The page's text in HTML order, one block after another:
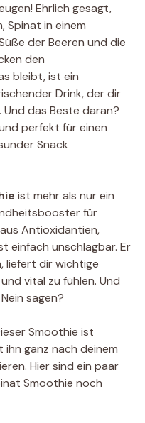
Ehrlich gesagt,
Spinat in einem
der Beeren und die
den
bleibt, ist ein
Drink, der dir
das Beste daran?
perfekt für einen
Snack
ist mehr als nur ein
für
Antioxidantien,
einfach unschlagbar. Er
liefert dir wichtige
vital zu fühlen. Und
sagen?
Smoothie ist
ihn ganz nach deinem
Hier sind ein paar
Smoothie noch